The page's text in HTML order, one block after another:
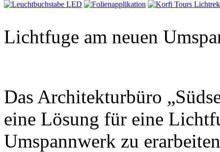
Lichtfuge am neuen
Das Architekturbüro
eine Lösung für eine
Umspannwerk zu